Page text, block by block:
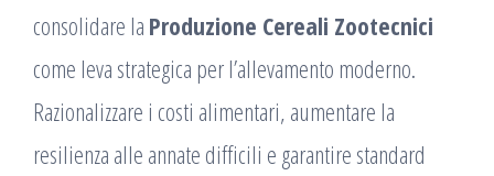
consolidare la Produzione Cereali Zootecnici
come leva strategica per l’allevamento moderno.
Razionalizzare i costi alimentari, aumentare la
resilienza alle annate difficili e garantire standard